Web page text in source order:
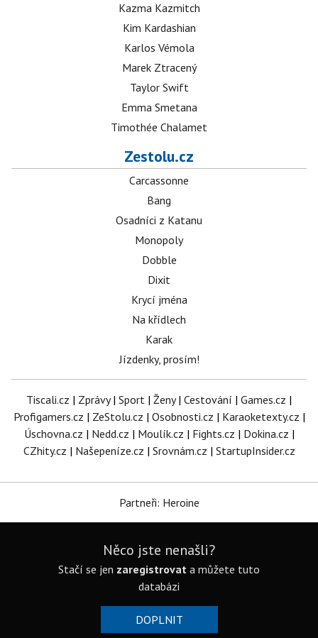
Kazma Kazmitch
Kim Kardashian
Karlos Vémola
Marek Ztracený
Taylor Swift
Emma Smetana
Timothée Chalamet
Zestolu.cz
Carcassonne
Bang
Osadníci z Katanu
Monopoly
Dobble
Dixit
Krycí jména
Na křídlech
Karak
Jízdenky, prosím!
Tiscali.cz | Zprávy| Sport | Ženy| Cestování | Games.cz |
Profigamers.cz | ZeStolu.cz | Osobnosti.cz | Karaoketexty.cz |
Úschovna.cz | Nedd.cz | Moulík.cz | Fights.cz | Dokina.cz |
CZhity.cz | Našepeníze.cz | Srovnám.cz | StartupInsider.cz
Partneři: Heroine
Něco jste nenašli?
Stačí se jen zaregistrovat a můžete tuto
databázi
DOPLNIT